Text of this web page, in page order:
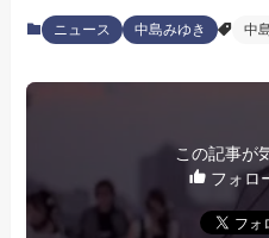
ニュース 中島みゆき 中
この記事が
フォロ